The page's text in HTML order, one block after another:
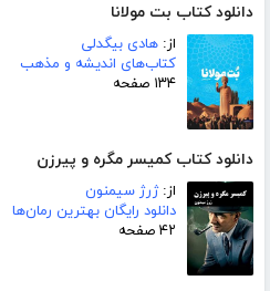
دانلود کتاب بت مولانا
از: هادی بیگدلی
کتاب‌های اندیشه و مذهب
۱۳۴ صفحه
دانلود کتاب کمیسر مگره و پیرزن
از:ژرژ سیمنون
دانلود رایگان بهترین رمان‌ها
۴۲ صفحه